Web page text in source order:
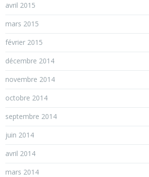
avril 2015
mars 2015
février 2015
décembre 2014
novembre 2014
octobre 2014
septembre 2014
juin 2014
avril 2014
mars 2014